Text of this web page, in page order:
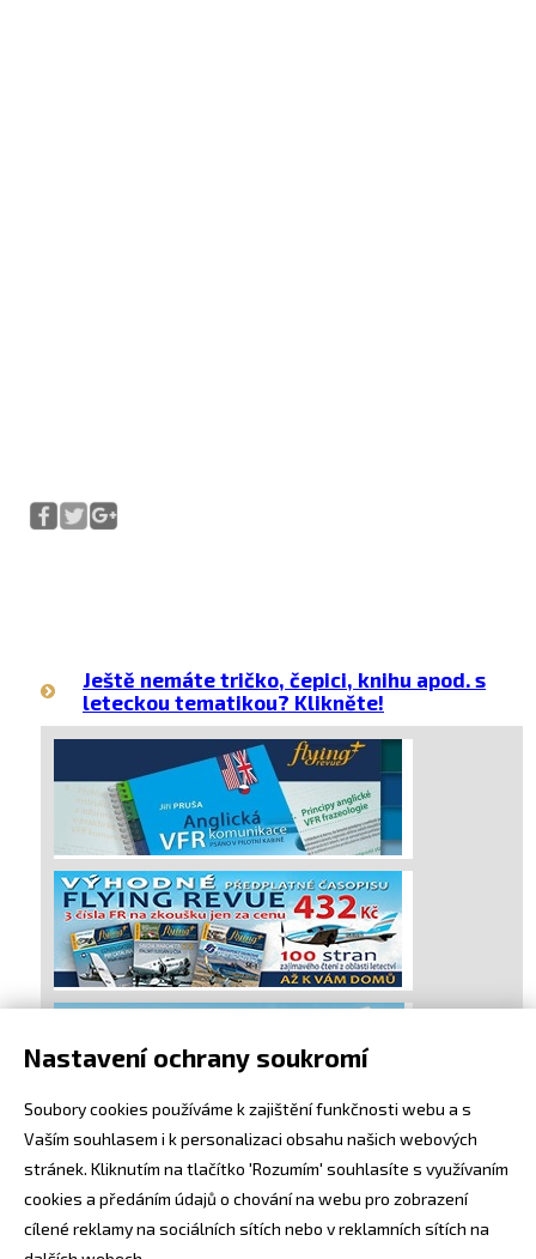
Ještě nemáte tričko, čepici, knihu apod. s
leteckou tematikou? Klikněte!
Nastavení ochrany soukromí
Soubory cookies používáme k zajištění funkčnosti webu a s
Vaším souhlasem i k personalizaci obsahu našich webových
stránek. Kliknutím na tlačítko 'Rozumím' souhlasíte s využívaním
cookies a předáním údajů o chování na webu pro zobrazení
cílené reklamy na sociálních sítích nebo v reklamních sítích na